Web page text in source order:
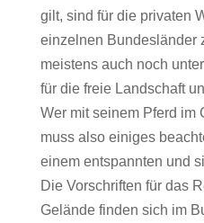
gilt, sind für die privaten
einzelnen Bundesländer
meistens auch noch
für die freie Landschaft
Wer mit seinem Pferd im
muss also einiges
einem entspannten und
Die Vorschriften für das
Gelände finden sich im